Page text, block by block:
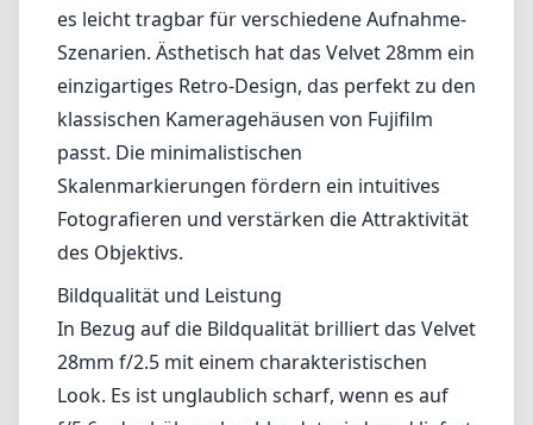
Landschaften und traumhafte
Konzeptarbeiten.
Verarbeitungsqualität und Design
Dieses Objektiv überzeugt durch eine robuste
Metallkonstruktion, die nicht nur stabil in der
Hand liegt, sondern auch die
Gesamtdauerhaftigkeit erhöht. Der sanfte
Fokusring ermöglicht eine präzise Kontrolle,
und die kompakte Größe des Objektivs macht
es leicht tragbar für verschiedene Aufnahme-
Szenarien. Ästhetisch hat das Velvet 28mm ein
einzigartiges Retro-Design, das perfekt zu den